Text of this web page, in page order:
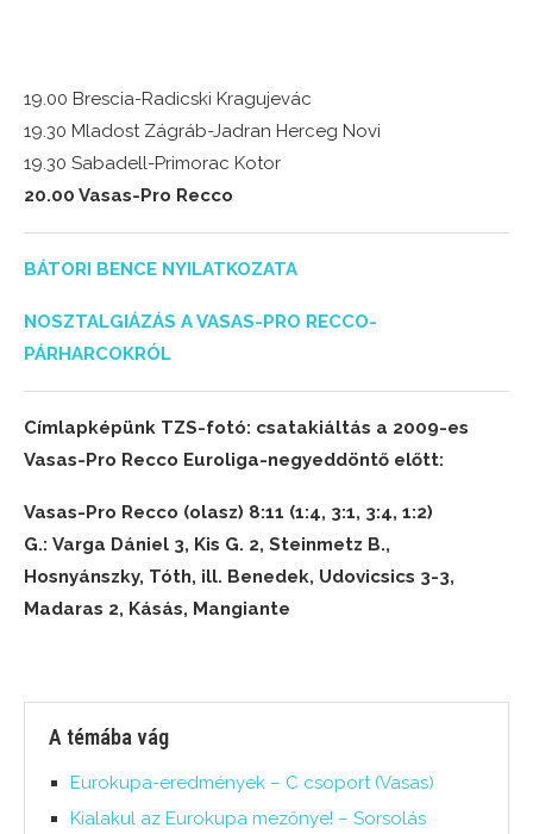
19.00 Brescia-Radicski Kragujevác
19.30 Mladost Zágráb-Jadran Herceg Novi
19.30 Sabadell-Primorac Kotor
20.00 Vasas-Pro Recco
BÁTORI BENCE NYILATKOZATA
NOSZTALGIÁZÁS A VASAS-PRO RECCO-
PÁRHARCOKRÓL
Címlapképünk TZS-fotó: csatakiáltás a 2009-es
Vasas-Pro Recco Euroliga-negyeddöntő előtt:
Vasas-Pro Recco (olasz) 8:11 (1:4, 3:1, 3:4, 1:2)
G.: Varga Dániel 3, Kis G. 2, Steinmetz B.,
Hosnyánszky, Tóth, ill. Benedek, Udovicsics 3-3,
Madaras 2, Kásás, Mangiante
A témába vág
Eurokupa-eredmények – C csoport (Vasas)
Kialakul az Eurokupa mezőnye! – Sorsolás